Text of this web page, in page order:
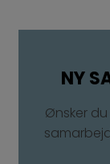
NY
Ønsker